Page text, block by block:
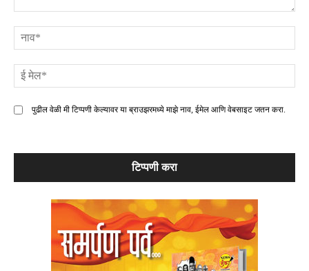
पुढील वेळी मी टिप्पणी केल्यावर या ब्राउझरमध्ये माझे नाव, ईमेल आणि वेबसाइट जतन करा.